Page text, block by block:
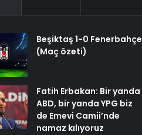
Beşiktaş 1-0 Fenerbahçe
(Maç özeti)
Fatih Erbakan: Bir yanda
ABD, bir yanda YPG biz
de Emevi Camii’nde
namaz kılıyoruz